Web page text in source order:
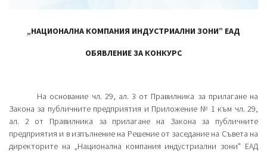
„НАЦИОНАЛНА КОМПАНИЯ ИНДУСТРИАЛНИ ЗОНИ” ЕАД
ОБЯВЛЕНИЕ ЗА КОНКУРС
На основание чл. 29, ал. 3 от Правилника за прилагане на
Закона за публичните предприятия и Приложение № 1 към чл. 29,
ал. 2 от Правилника за прилагане на Закона за публичните
предприятия и в изпълнение на Решение от заседание на Съвета на
директорите на „Национална компания индустриални зони" ЕАД